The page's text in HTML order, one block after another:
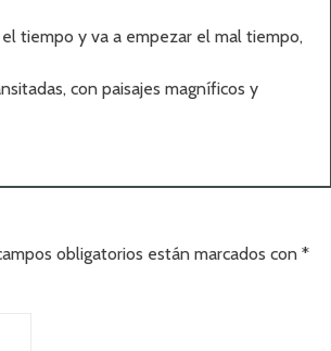
tiempo y va a empezar el mal tiempo,
con paisajes magníficos y
obligatorios están marcados con*